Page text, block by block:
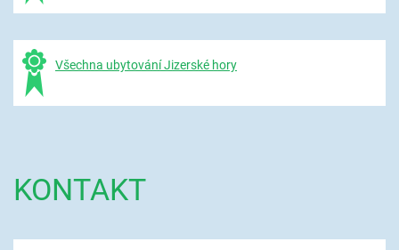
Všechna ubytování Jizerské hory
KONTAKT